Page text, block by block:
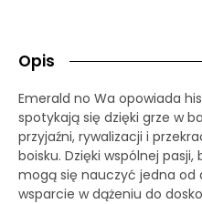
Opis
Emerald no Wa opowiada
spotykają się dzięki grze w
przyjaźni, rywalizacji i
boisku. Dzięki wspólnej
mogą się nauczyć jedna od
wsparcie w dążeniu do